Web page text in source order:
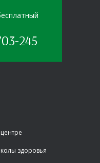
245
здоровья